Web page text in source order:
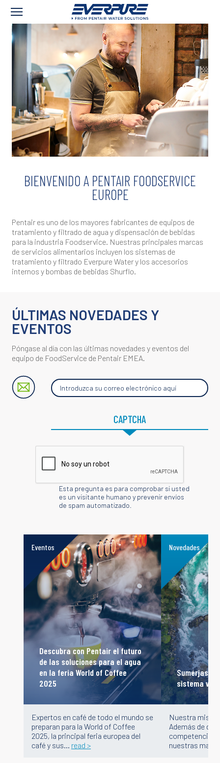
BIENVENIDO A PENTAIR FOODSERVICE
EUROPE
Pentair es uno de los mayores fabricantes de equipos de
tratamiento y filtrado de agua y dispensación de bebidas
para la industria Foodservice. Nuestras principales marcas
de servicios alimentarios incluyen los sistemas de
tratamiento y filtrado Everpure Water y los accesorios
internos y bombas de bebidas Shurflo.
ÚLTIMAS NOVEDADES Y
EVENTOS
Póngase al día con las últimas novedades y eventos del
equipo de FoodService de Pentair EMEA.
Introduzca
su
correo
CAPTCHA
Esta pregunta es para comprobar si usted
es un visitante humano y prevenir envíos
de spam automatizado.
Eventos
Descubra con Pentair el futuro
de las soluciones para el agua
en la feria World of Coffee
2025
Expertos en café de todo el mundo se
preparan para la World of Coffee
2025, la principal feria europea del
café y sus… read >
Novedades
Sumérjase
sistema
Nuestra
Además de
competencia,
nuestras